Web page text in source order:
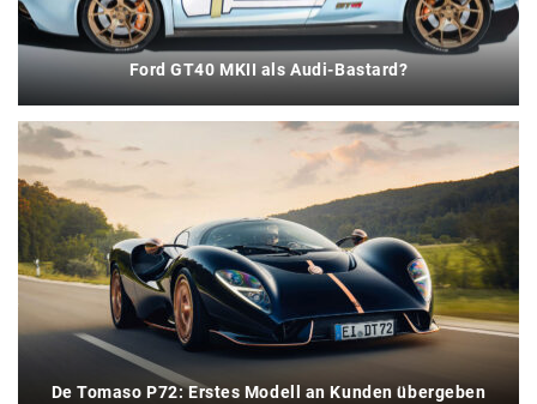
Ford GT40 MKII als Audi-Bastard?
De Tomaso P72: Erstes Modell an Kunden übergeben